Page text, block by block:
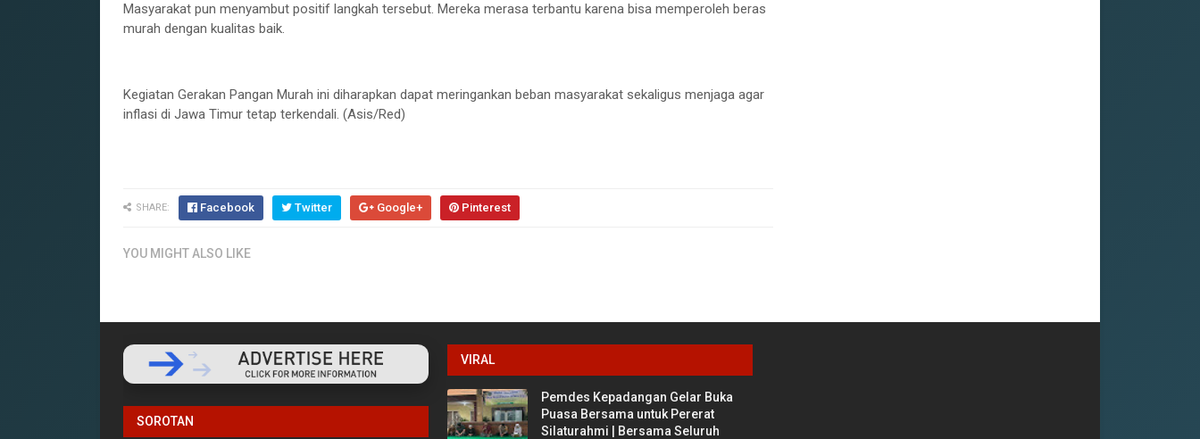
‎Masyarakat pun menyambut positif langkah tersebut. Mereka merasa terbantu karena bisa memperoleh beras
murah dengan kualitas baik.
‎Kegiatan Gerakan Pangan Murah ini diharapkan dapat meringankan beban masyarakat sekaligus menjaga agar
inflasi di Jawa Timur tetap terkendali. (Asis/Red)
SHARE: Facebook Twitter Google+ Pinterest
YOU MIGHT ALSO LIKE
SOROTAN
VIRAL
Pemdes Kepadangan Gelar Buka
Puasa Bersama untuk Pererat
Silaturahmi | Bersama Seluruh